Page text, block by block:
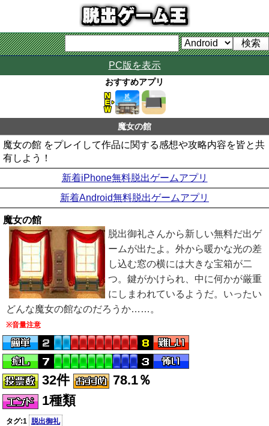
PC版を表示
おすすめアプリ
魔女の館
魔女の館 をプレイして作品に関する感想や攻略内容を皆と共
有しよう！
新着iPhone無料脱出ゲームアプリ
新着Android無料脱出ゲームアプリ
魔女の館
脱出御礼さんから新しい無料だ出ゲ
ームが出たよ。外から暖かな光の差
し込む窓の横には大きな宝箱が二
つ。鍵がかけられ、中に何かが厳重
にしまわれているようだ。いったい
どんな魔女の館なのだろうか……。
※音量注意
32件
78.1％
1種類
タグ:1 脱出御礼